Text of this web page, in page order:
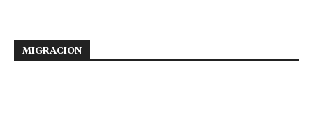
MIGRACION